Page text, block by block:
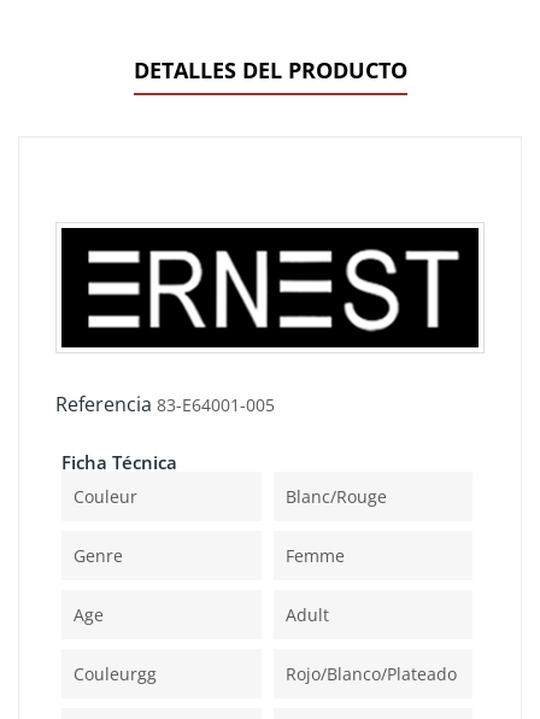
DETALLES DEL PRODUCTO
Referencia 83-E64001-005
Ficha Técnica
Couleur Blanc/rouge
Genre Femme
Age Adult
Couleurgg Rojo/blanco/plateado